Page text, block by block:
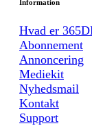
Information
Hvad er
Abonnement
Annoncering
Mediekit
Nyhedsmail
Kontakt
Support